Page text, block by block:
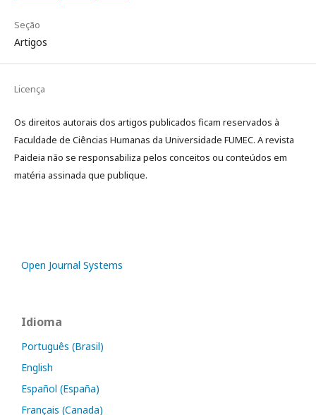
Seção
Artigos
Licença
Os direitos autorais dos artigos publicados ficam reservados à
Faculdade de Ciências Humanas da Universidade FUMEC. A revista
Paideia não se responsabiliza pelos conceitos ou conteúdos em
matéria assinada que publique.
Open Journal Systems
Idioma
Português (Brasil)
English
Español (España)
Français (Canada)